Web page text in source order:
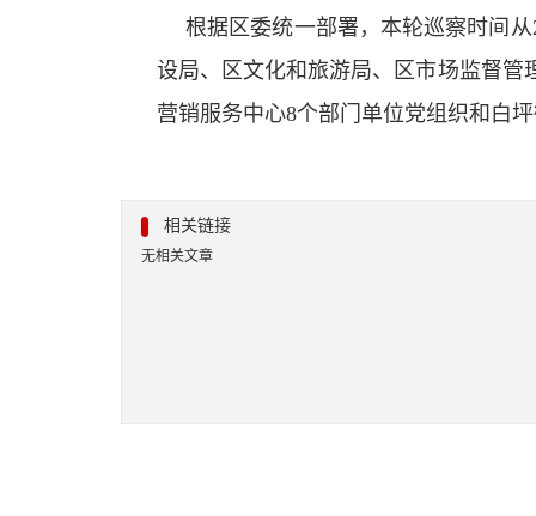
根据区委统一部署，本轮巡察时间
设局、区文化和旅游局、区市场监督
营销服务中心8个部门单位党组织和白
相关链接
无相关文章